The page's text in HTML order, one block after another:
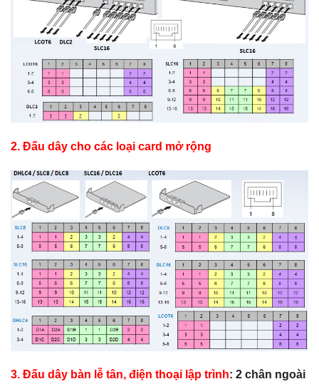
2. Đấu dây cho các loại card mở rộng
3. Đấu dây bàn lễ tân, điện thoại lập trình: 2 chân ngoài